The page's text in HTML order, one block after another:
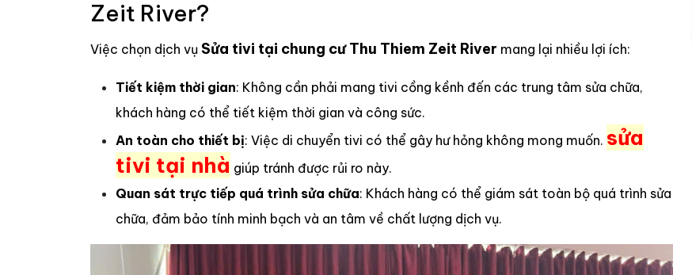
Zeit River?
Việc chọn dịch vụ Sửa tivi tại chung cư Thu Thiem Zeit River mang lại nhiều lợi ích:
Tiết kiệm thời gian: Không cần phải mang tivi cồng kềnh đến các trung tâm sửa chữa,
khách hàng có thể tiết kiệm thời gian và công sức.
An toàn cho thiết bị: Việc di chuyển tivi có thể gây hư hỏng không mong muốn. sửa
tivi tại nhà giúp tránh được rủi ro này.
Quan sát trực tiếp quá trình sửa chữa: Khách hàng có thể giám sát toàn bộ quá trình sửa
chữa, đảm bảo tính minh bạch và an tâm về chất lượng dịch vụ.